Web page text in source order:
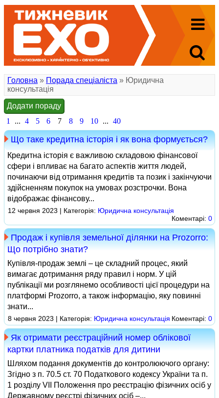
Головна » Порада спеціаліста » Юридична
консультація
Додати пораду
1
... 4 5 6 7 8 9 10 ... 40
Що таке кредитна історія і як вона формується?
Кредитна історія є важливою складовою фінансової
сфери і впливає на багато аспектів життя людей,
починаючи від отримання кредитів та позик і закінчуючи
здійсненням покупок на умовах розстрочки. Вона
відображає фінансову...
12 червня 2023 | Категорія: Юридична консультація
Коментарі: 0
Продаж і купівля земельної ділянки на Prozorro:
Що потрібно знати?
Купівля-продаж землі – це складний процес, який
вимагає дотримання ряду правил і норм. У цій
публікації ми розглянемо особливості цієї процедури на
платформі Prozorro, а також інформацію, яку повинні
знати...
8 червня 2023 | Категорія: Юридична консультація Коментарі: 0
Як отримати реєстраційний номер облікової
картки платника податків для дитини
Шляхом подання документів до контролюючого органу:
Згідно з п. 70.5 ст. 70 Податкового кодексу України та п.
1 розділу VII Положення про реєстрацію фізичних осіб у
Державному реєстрі фізичних осіб –...